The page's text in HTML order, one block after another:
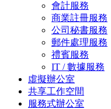
會計服務
商業註冊服務
公司秘書服務
郵件處理服務
禮賓服務
IT / 數據服務
虛擬辦公室
共享工作空間
服務式辦公室